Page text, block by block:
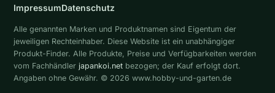
ImpressumDatenschutz
Alle genannten Marken und Produktnamen sind Eigentum der
jeweiligen Rechteinhaber. Diese Website ist ein unabhängiger
Produkt-Finder. Alle Produkte, Preise und Verfügbarkeiten werden
vom Fachhändler japankoi.net bezogen; der Kauf erfolgt dort.
Angaben ohne Gewähr. © 2026 www.hobby-und-garten.de